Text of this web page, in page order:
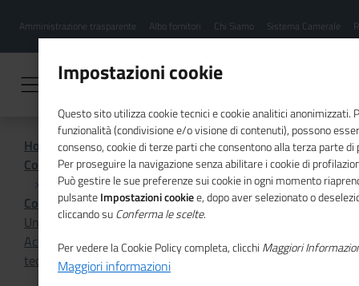
contenuto
Menu
hamburgher
Amministrazione trasparente Albo fornitori Chi Siamo Sistema Camerale
Home
Comunicazione istituzionale per il sistema camerale
Comunicati Stampa
Unioncamere-Confindustria Moda-Confindustria
Accessori Moda: rinnovata l’intesa per la formazione
tecnico‑professionale e il dialogo scuola-imprese
Impostazioni cookie
Questo sito utilizza cookie tecnici e cookie analitici anonimizzati.
funzionalità (condivisione e/o visione di contenuti), possono
consenso, cookie di terze parti che consentono alla terza parte
Per proseguire la navigazione senza abilitare i cookie di
Può gestire le sue preferenze sui cookie in ogni momento
pulsanteImpostazioni cookiee, dopo aver selezionato o
cliccando suConferma le scelte.
Per vedere la Cookie Policy completa, clicchi Maggiori
Maggiori informazioni